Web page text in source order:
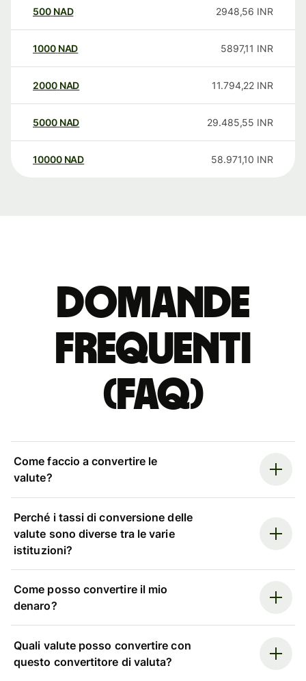
500 NAD 2948,56 INR
1000 NAD 5897,11 INR
2000 NAD 11.794,22 INR
5000 NAD 29.485,55 INR
10000 NAD 58.971,10 INR
Domande
Frequenti
(FAQ)
Come faccio a convertire le
valute?
Perché i tassi di conversione delle
valute sono diverse tra le varie
istituzioni?
Come posso convertire il mio
denaro?
Quali valute posso convertire con
questo convertitore di valuta?